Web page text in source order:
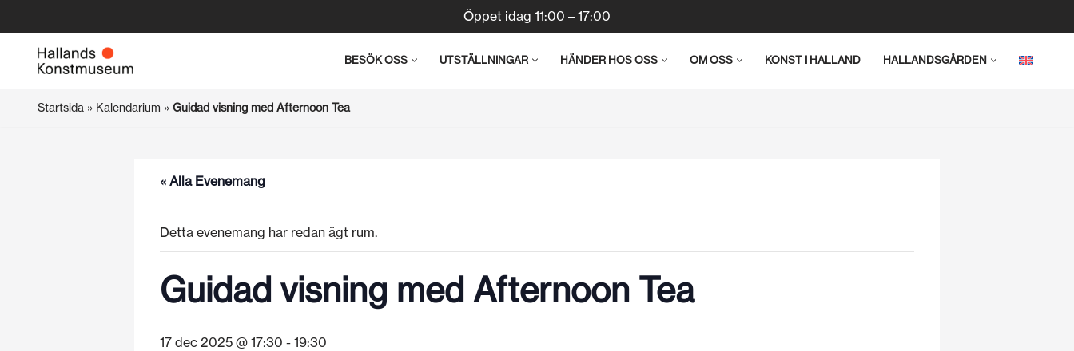
Hoppa
Öppet idag 11:00 – 17:00
BESÖK OSS UTSTÄLLNINGAR HÄNDER HOS OSS OM OSS KONST I HALLAND HALLANDSGÅRDEN
Startsida » Kalendarium » Guidad visning med Afternoon Tea
« Alla Evenemang
Detta evenemang har redan ägt rum.
Guidad visning med Afternoon Tea
17 dec 2025 @ 17:30 - 19:30